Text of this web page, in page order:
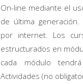
On-line mediante el
de última
por internet. Los
estructurados en
cada módulo
Actividades (no